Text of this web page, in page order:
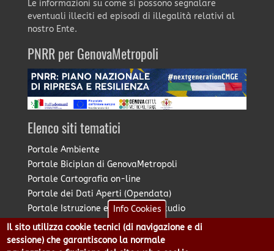
Le informazioni su come si possono segnalare
eventuali illeciti ed episodi di illegalità relativi al
nostro Ente.
PNRR per GenovaMetropoli
Elenco siti tematici
Portale Ambiente
Portale Biciplan di GenovaMetropoli
Portale Cartografia on-line
Portale dei Dati Aperti (Opendata)
Portale Istruzione e Diritto allo Studio
Portale Marketing Territoriale
Portale Piano Strategico Metropolitano
Info Cookies
Il sito utilizza cookie tecnici (di navigazione e di
sessione) che garantiscono la normale